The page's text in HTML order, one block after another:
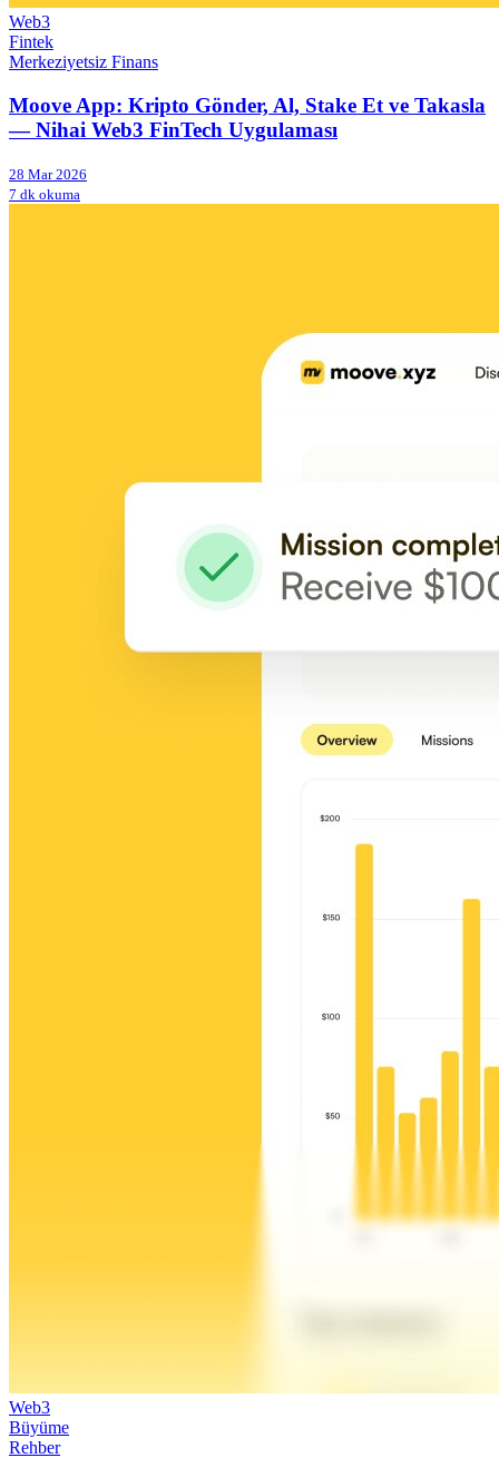
Web3
Fintek
Merkeziyetsiz Finans
Moove App: Kripto Gönder, Al, Stake Et ve Takasla
— Nihai Web3 FinTech Uygulaması
28 Mar 2026
7 dk okuma
Web3
Büyüme
Rehber